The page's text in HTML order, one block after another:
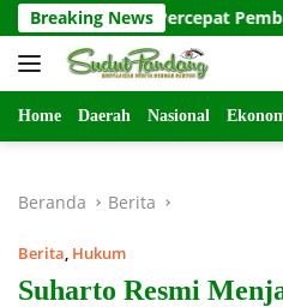
Langsung
ke
konten
Breaking News
Percepat Pembangunan
Home Daerah Nasional
Beranda Berita
Berita, Hukum
Suharto Resmi